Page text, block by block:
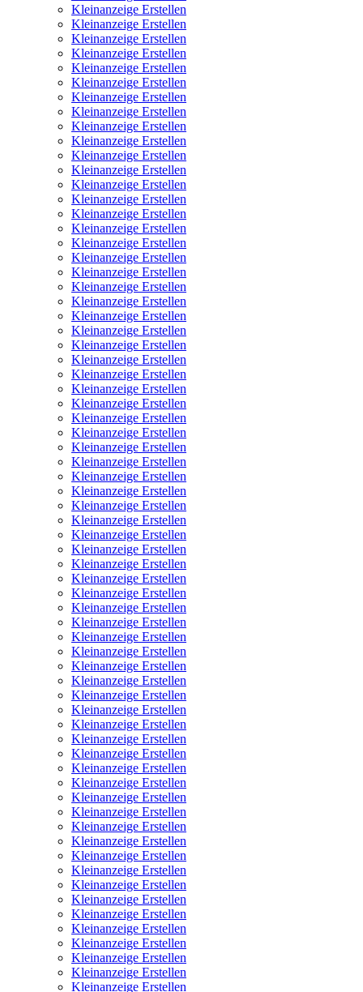
Kleinanzeige Erstellen
Kleinanzeige Erstellen
Kleinanzeige Erstellen
Kleinanzeige Erstellen
Kleinanzeige Erstellen
Kleinanzeige Erstellen
Kleinanzeige Erstellen
Kleinanzeige Erstellen
Kleinanzeige Erstellen
Kleinanzeige Erstellen
Kleinanzeige Erstellen
Kleinanzeige Erstellen
Kleinanzeige Erstellen
Kleinanzeige Erstellen
Kleinanzeige Erstellen
Kleinanzeige Erstellen
Kleinanzeige Erstellen
Kleinanzeige Erstellen
Kleinanzeige Erstellen
Kleinanzeige Erstellen
Kleinanzeige Erstellen
Kleinanzeige Erstellen
Kleinanzeige Erstellen
Kleinanzeige Erstellen
Kleinanzeige Erstellen
Kleinanzeige Erstellen
Kleinanzeige Erstellen
Kleinanzeige Erstellen
Kleinanzeige Erstellen
Kleinanzeige Erstellen
Kleinanzeige Erstellen
Kleinanzeige Erstellen
Kleinanzeige Erstellen
Kleinanzeige Erstellen
Kleinanzeige Erstellen
Kleinanzeige Erstellen
Kleinanzeige Erstellen
Kleinanzeige Erstellen
Kleinanzeige Erstellen
Kleinanzeige Erstellen
Kleinanzeige Erstellen
Kleinanzeige Erstellen
Kleinanzeige Erstellen
Kleinanzeige Erstellen
Kleinanzeige Erstellen
Kleinanzeige Erstellen
Kleinanzeige Erstellen
Kleinanzeige Erstellen
Kleinanzeige Erstellen
Kleinanzeige Erstellen
Kleinanzeige Erstellen
Kleinanzeige Erstellen
Kleinanzeige Erstellen
Kleinanzeige Erstellen
Kleinanzeige Erstellen
Kleinanzeige Erstellen
Kleinanzeige Erstellen
Kleinanzeige Erstellen
Kleinanzeige Erstellen
Kleinanzeige Erstellen
Kleinanzeige Erstellen
Kleinanzeige Erstellen
Kleinanzeige Erstellen
Kleinanzeige Erstellen
Kleinanzeige Erstellen
Kleinanzeige Erstellen
Kleinanzeige Erstellen
Kleinanzeige Erstellen